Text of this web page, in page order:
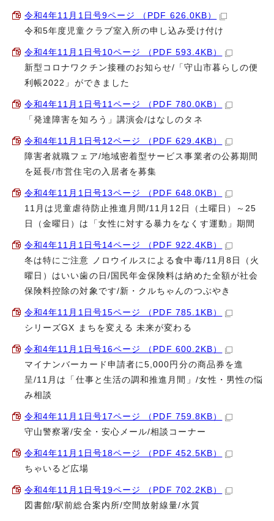
令和4年11月1日号9ページ （PDF 626.0KB）
令和5年度児童クラブ室入所の申し込み受け付け
令和4年11月1日号10ページ （PDF 593.4KB）
新型コロナワクチン接種のお知らせ/「守山市暮らしの便
利帳2022」ができました
令和4年11月1日号11ページ （PDF 780.0KB）
「発達障害を知ろう」講演会/はなしのタネ
令和4年11月1日号12ページ （PDF 629.4KB）
障害者就職フェア/地域密着型サービス事業者の公募期間
を延長/市営住宅の入居者を募集
令和4年11月1日号13ページ （PDF 648.0KB）
11月は児童虐待防止推進月間/11月12日（土曜日）～25
日（金曜日）は「女性に対する暴力をなくす運動」期間
令和4年11月1日号14ページ （PDF 922.4KB）
冬は特にご注意 ノロウイルスによる食中毒/11月8日（火
曜日）はいい歯の日/国民年金保険料は納めた全額が社会
保険料控除の対象です/新・クルちゃんのつぶやき
令和4年11月1日号15ページ （PDF 785.1KB）
シリーズGX まちを変える 未来が変わる
令和4年11月1日号16ページ （PDF 600.2KB）
マイナンバーカード申請者に5,000円分の商品券を進
呈/11月は「仕事と生活の調和推進月間」/女性・男性の悩
み相談
令和4年11月1日号17ページ （PDF 759.8KB）
守山警察署/安全・安心メール/相談コーナー
令和4年11月1日号18ページ （PDF 452.5KB）
ちゃいるど広場
令和4年11月1日号19ページ （PDF 702.2KB）
図書館/駅前総合案内所/空間放射線量/水質